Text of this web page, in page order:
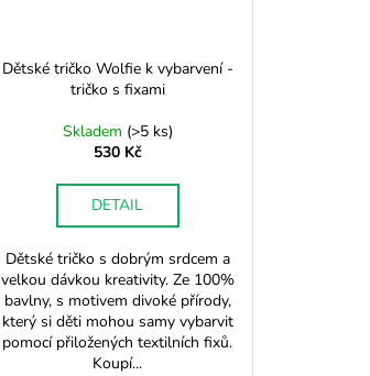
Dětské tričko Wolfie k vybarvení -
tričko s fixami
Skladem (>5 ks)
530 Kč
DETAIL
Dětské tričko s dobrým srdcem a
velkou dávkou kreativity. Ze 100%
bavlny, s motivem divoké přírody,
který si děti mohou samy vybarvit
pomocí přiložených textilních fixů.
Koupí...